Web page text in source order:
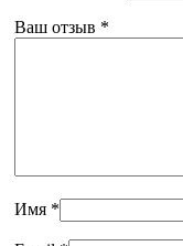
Ваш отзыв *
Имя *